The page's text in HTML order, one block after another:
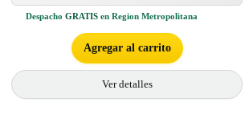
Despacho GRATIS en Region Metropolitana
Agregar al carrito
Ver detalles